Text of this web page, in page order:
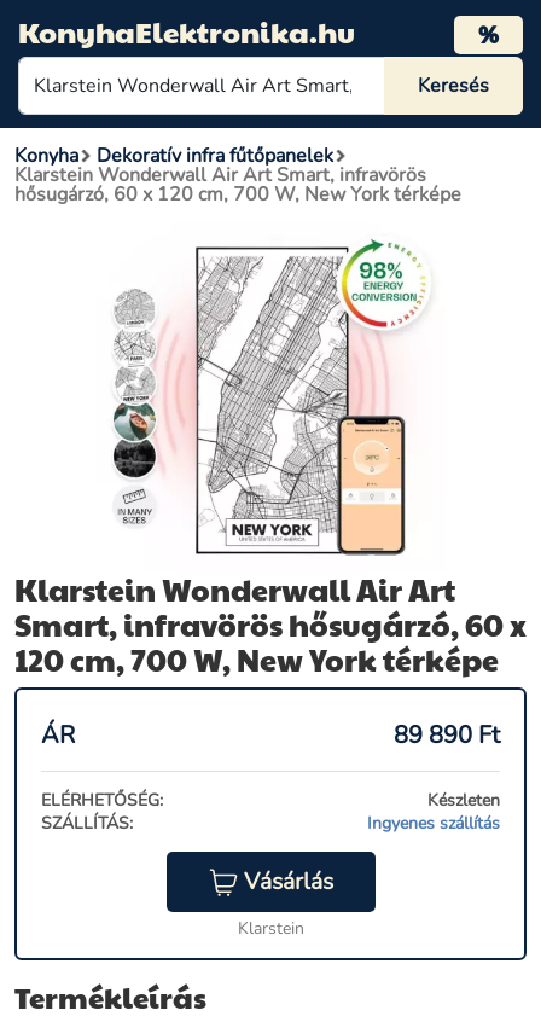
KonyhaElektronika.hu %
Konyha Dekoratív infra fűtőpanelek
Klarstein Wonderwall Air Art Smart, infravörös
hősugárzó, 60 x 120 cm, 700 W, New York térképe
Klarstein Wonderwall Air Art
Smart, infravörös hősugárzó, 60 x
120 cm, 700 W, New York térképe
ÁR 89 890 Ft
ELÉRHETŐSÉG:
Készleten
SZÁLLÍTÁS:
Ingyenes szállítás
Vásárlás
Klarstein
Termékleírás